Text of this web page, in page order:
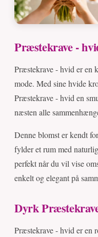
Præstekrave -
Præstekrave - hvid er en
mode. Med sine hvide
Præstekrave - hvid en
næsten alle
Denne blomst er kendt
fylder et rum med
perfekt når du vil vise
enkelt og elegant på
Dyrk
Præstekrave - hvid er en